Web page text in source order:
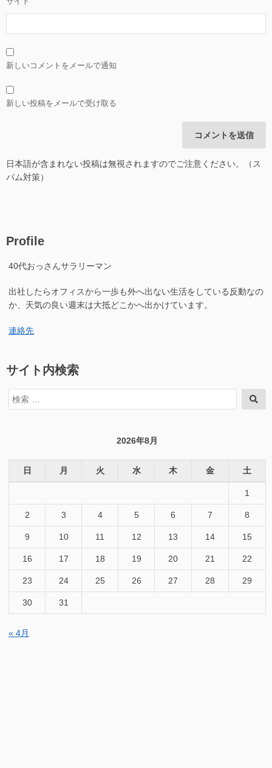
新しいコメントをメールで通知
新しい投稿をメールで受け取る
日本語が含まれない投稿は無視されますのでご注意ください。（ス
パム対策）
Profile
40代おっさんサラリーマン
出社したらオフィスから一歩も外へ出ない生活をしている反動なの
か、天気の良い週末は大抵どこかへ出かけています。
連絡先
サイト内検索
検
索
索
2026年8月
日 月 火 水 木 金 土
1
2 3 4 5 6 7 8
9 10 11 12 13 14 15
16 17 18 19 20 21 22
23 24 25 26 27 28 29
30 31
« 4月